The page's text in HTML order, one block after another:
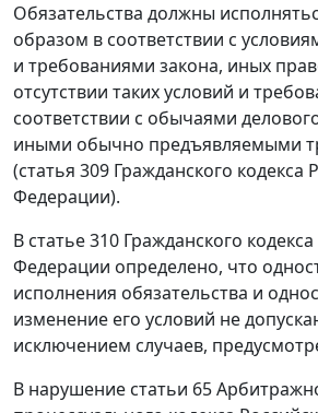
Обязательства должны
образом в соответствии с
и требованиями закона, иных
отсутствии таких условий и
соответствии с обычаями
иными обычно предъявляемыми
(статья 309 Гражданского кодекса
Федерации).
В статье 310 Гражданского
Федерации определено, что
исполнения обязательства и
изменение его условий не
исключением случаев,
В нарушение статьи 65